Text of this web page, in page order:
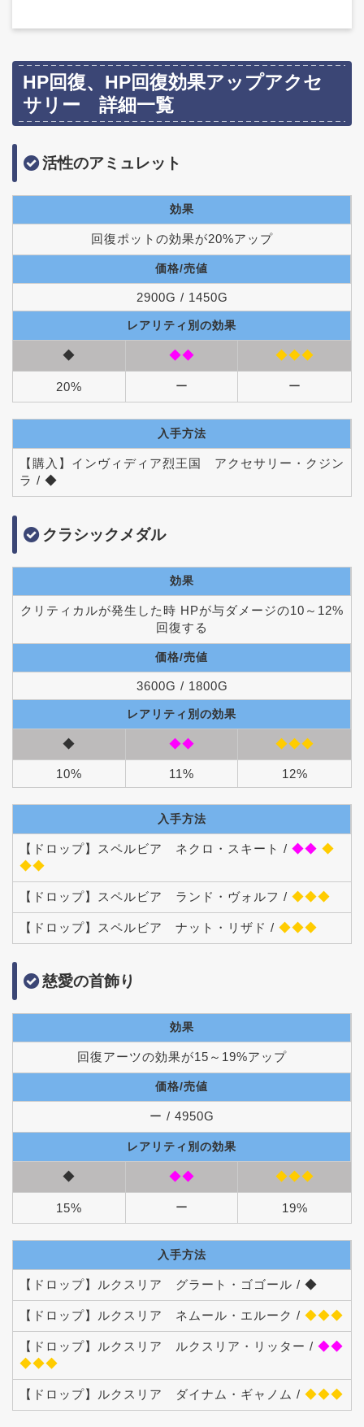
HP回復、HP回復効果アップアクセ
サリー 詳細一覧
活性のアミュレット
効果
回復ポットの効果が20%アップ
価格/売値
2900G / 1450G
レアリティ別の効果
◆ ◆◆ ◆◆◆
20% ー ー
入手方法
【購入】インヴィディア烈王国 アクセサリー・クジン
ラ / ◆
クラシックメダル
効果
クリティカルが発生した時 HPが与ダメージの10～12%
回復する
価格/売値
3600G / 1800G
レアリティ別の効果
◆ ◆◆ ◆◆◆
10% 11% 12%
入手方法
【ドロップ】スペルビア ネクロ・スキート / ◆◆ ◆
◆◆
【ドロップ】スペルビア ランド・ヴォルフ / ◆◆◆
【ドロップ】スペルビア ナット・リザド / ◆◆◆
慈愛の首飾り
効果
回復アーツの効果が15～19%アップ
価格/売値
ー / 4950G
レアリティ別の効果
◆ ◆◆ ◆◆◆
15% ー 19%
入手方法
【ドロップ】ルクスリア グラート・ゴゴール / ◆
【ドロップ】ルクスリア ネムール・エルーク / ◆◆◆
【ドロップ】ルクスリア ルクスリア・リッター / ◆◆
◆◆◆
【ドロップ】ルクスリア ダイナム・ギャノム / ◆◆◆